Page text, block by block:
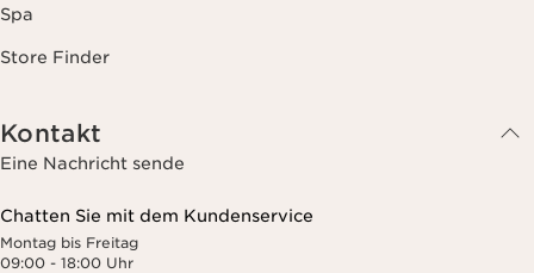
Spa
Store Finder
Kontakt
Eine Nachricht sende
Chatten Sie mit dem Kundenservice
Montag bis Freitag
09:00 - 18:00 Uhr